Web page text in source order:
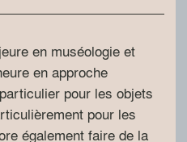
en muséologie et
en approche
pour les objets
pour les
également faire de la